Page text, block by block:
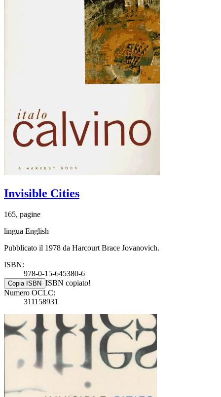
Invisible Cities
165, pagine
lingua English
Pubblicato il 1978 da Harcourt Brace Jovanovich.
ISBN:
978-0-15-645380-6
Copia ISBN ISBN copiato!
Numero OCLC:
311158931